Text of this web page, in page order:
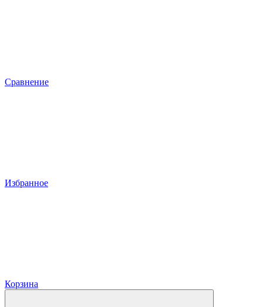
Сравнение
Избранное
Корзина